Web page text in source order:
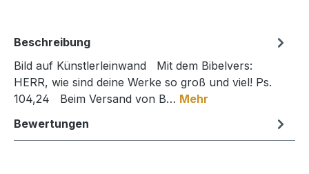
Beschreibung
Bild auf Künstlerleinwand Mit dem Bibelvers:
HERR, wie sind deine Werke so groß und viel! Ps.
104,24 Beim Versand von B… Mehr
Bewertungen